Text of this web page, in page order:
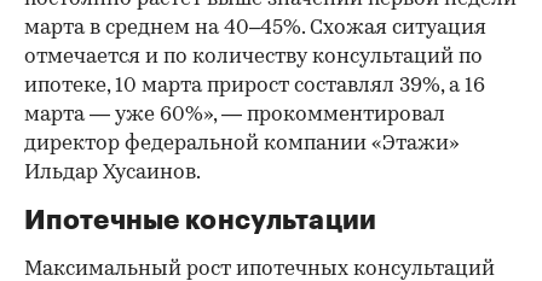
марта в среднем на 40–45%. Схожая ситуация
отмечается и по количеству консультаций по
ипотеке, 10 марта прирост составлял 39%, а 16
марта — уже 60%», — прокомментировал
директор федеральной компании «Этажи»
Ильдар Хусаинов.
Ипотечные консультации
Максимальный рост ипотечных консультаций